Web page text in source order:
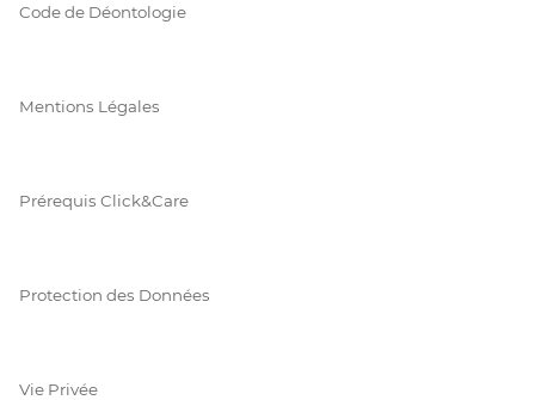
Code de Déontologie
Mentions Légales
Prérequis Click&Care
Protection des Données
Vie Privée